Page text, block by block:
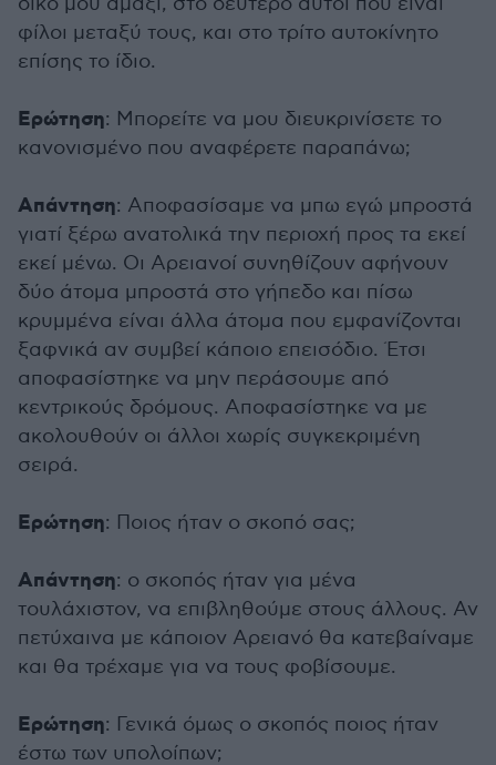
φίλοι μεταξύ τους, και στο τρίτο αυτοκίνητο
επίσης το ίδιο.
Ερώτηση: Μπορείτε να μου διευκρινίσετε το
κανονισμένο που αναφέρετε παραπάνω;
Απάντηση: Αποφασίσαμε να μπω εγώ μπροστά
γιατί ξέρω ανατολικά την περιοχή προς τα εκεί
εκεί μένω. Οι Αρειανοί συνηθίζουν αφήνουν
δύο άτομα μπροστά στο γήπεδο και πίσω
κρυμμένα είναι άλλα άτομα που εμφανίζονται
ξαφνικά αν συμβεί κάποιο επεισόδιο. Έτσι
αποφασίστηκε να μην περάσουμε από
κεντρικούς δρόμους. Αποφασίστηκε να με
ακολουθούν οι άλλοι χωρίς συγκεκριμένη
σειρά.
Ερώτηση: Ποιος ήταν ο σκοπό σας;
Απάντηση: ο σκοπός ήταν για μένα
τουλάχιστον, να επιβληθούμε στους άλλους. Αν
πετύχαινα με κάποιον Αρειανό θα κατεβαίναμε
και θα τρέχαμε για να τους φοβίσουμε.
Ερώτηση: Γενικά όμως ο σκοπός ποιος ήταν
έστω των υπολοίπων;